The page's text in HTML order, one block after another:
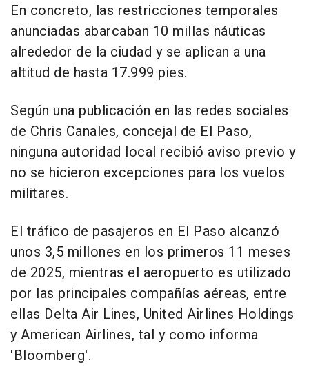
En concreto, las restricciones temporales
anunciadas abarcaban 10 millas náuticas
alrededor de la ciudad y se aplican a una
altitud de hasta 17.999 pies.
Según una publicación en las redes sociales
de Chris Canales, concejal de El Paso,
ninguna autoridad local recibió aviso previo y
no se hicieron excepciones para los vuelos
militares.
El tráfico de pasajeros en El Paso alcanzó
unos 3,5 millones en los primeros 11 meses
de 2025, mientras el aeropuerto es utilizado
por las principales compañías aéreas, entre
ellas Delta Air Lines, United Airlines Holdings
y American Airlines, tal y como informa
'Bloomberg'.